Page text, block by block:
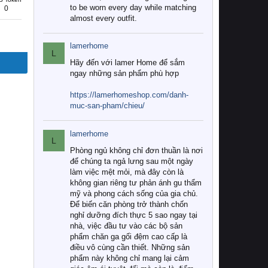
0
to be worn every day while matching
almost every outfit.
L
lamerhome
Hãy đến với lamer Home để sắm
ngay những sản phẩm phù hợp
https://lamerhomeshop.com/danh-
muc-san-pham/chieu/
L
lamerhome
Phòng ngủ không chỉ đơn thuần là nơi
để chúng ta ngả lưng sau một ngày
làm việc mệt mỏi, mà đây còn là
không gian riêng tư phản ánh gu thẩm
mỹ và phong cách sống của gia chủ.
Để biến căn phòng trở thành chốn
nghỉ dưỡng đích thực 5 sao ngay tại
nhà, việc đầu tư vào các bộ sản
phẩm chăn ga gối đệm cao cấp là
điều vô cùng cần thiết. Những sản
phẩm này không chỉ mang lại cảm